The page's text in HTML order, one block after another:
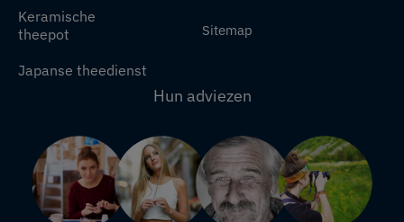
Keramische
theepot
Japanse theedienst
Sitemap
Hun adviezen